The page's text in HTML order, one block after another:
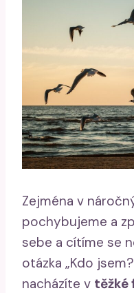
Zejména v
pochybujeme a
sebe a cítíme se
otázka „Kdo
nacházíte v těžké